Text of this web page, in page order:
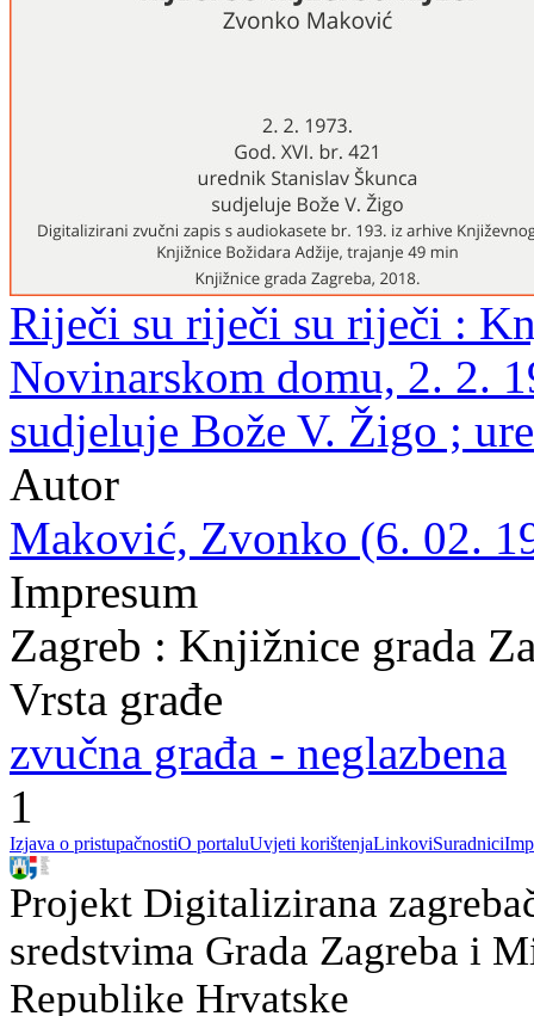
Riječi su riječi su riječi :
Novinarskom domu, 2. 2.
sudjeluje Bože V. Žigo ;
Autor
Maković, Zvonko (6. 02.
Impresum
Zagreb : Knjižnice grada
Vrsta građe
zvučna građa - neglazbena
1
Izjava o pristupačnostiO portaluUvjeti korištenjaLinkoviSuradnici
Projekt Digitalizirana
sredstvima Grada Zagreba i
Republike Hrvatske